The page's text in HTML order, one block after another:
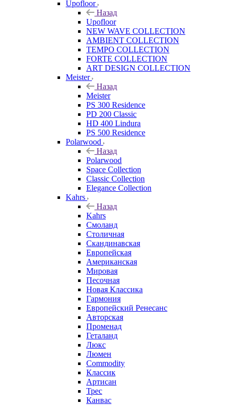
Upofloor
Назад
Upofloor
NEW WAVE COLLECTION
AMBIENT COLLECTION
TEMPO COLLECTION
FORTE COLLECTION
ART DESIGN COLLECTION
Meister
Назад
Meister
PS 300 Residence
PD 200 Classic
HD 400 Lindura
PS 500 Residence
Polarwood
Назад
Polarwood
Space Collection
Classic Collection
Elegance Collection
Kahrs
Назад
Kahrs
Смоланд
Столичная
Скандинавская
Европейская
Американская
Мировая
Песочная
Новая Классика
Гармония
Европейский Ренесанс
Авторская
Променад
Геталанд
Люкс
Люмен
Commodity
Классик
Артисан
Трес
Канвас